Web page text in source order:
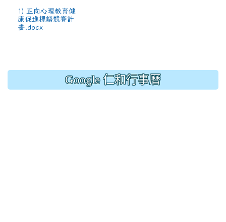
1) 正向心理教育健
康促進標語競賽計
畫.docx
Google 仁和行事曆